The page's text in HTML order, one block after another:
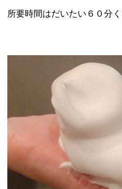
所要時間はだいたい６０分く